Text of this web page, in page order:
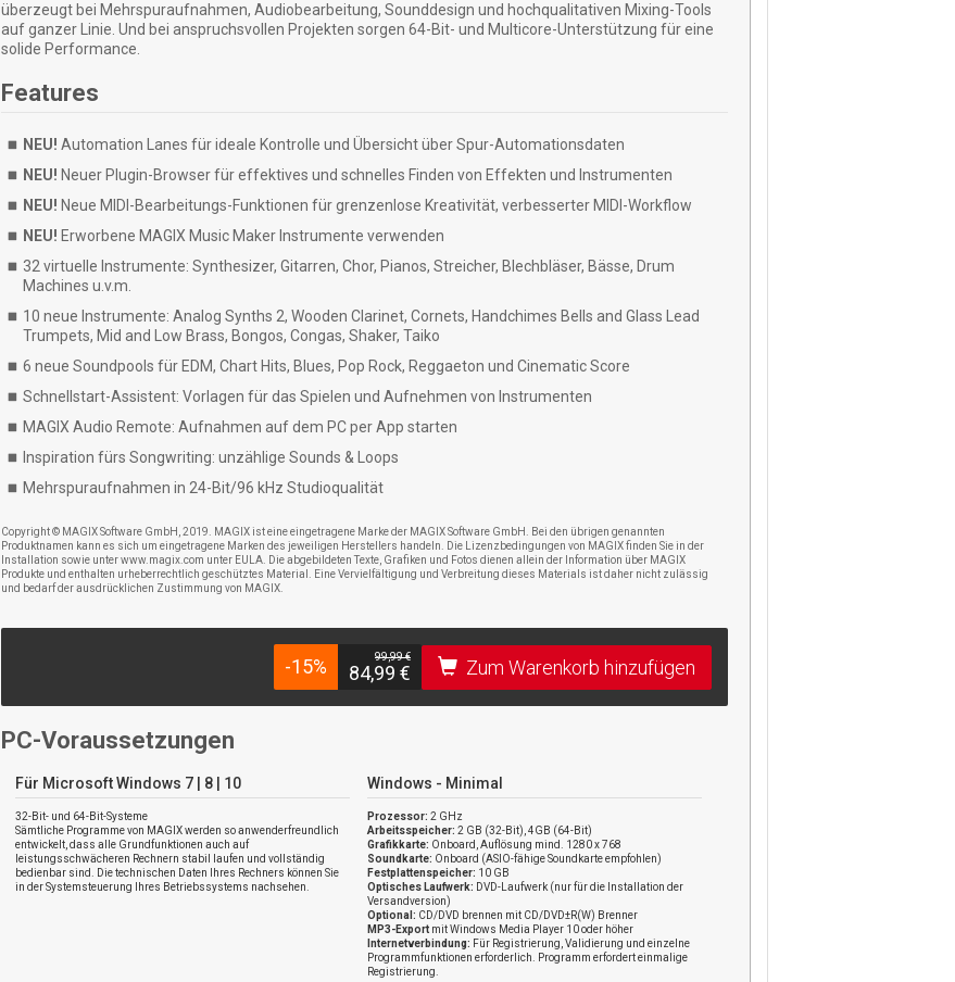
überzeugt bei Mehrspuraufnahmen, Audiobearbeitung, Sounddesign und hochqualitativen Mixing-Tools
auf ganzer Linie. Und bei anspruchsvollen Projekten sorgen 64-Bit- und Multicore-Unterstützung für eine
solide Performance.
Features
NEU! Automation Lanes für ideale Kontrolle und Übersicht über Spur-Automationsdaten
NEU! Neuer Plugin-Browser für effektives und schnelles Finden von Effekten und Instrumenten
NEU! Neue MIDI-Bearbeitungs-Funktionen für grenzenlose Kreativität, verbesserter MIDI-Workflow
NEU! Erworbene MAGIX Music Maker Instrumente verwenden
32 virtuelle Instrumente: Synthesizer, Gitarren, Chor, Pianos, Streicher, Blechbläser, Bässe, Drum
Machines u.v.m.
10 neue Instrumente: Analog Synths 2, Wooden Clarinet, Cornets, Handchimes Bells and Glass Lead
Trumpets, Mid and Low Brass, Bongos, Congas, Shaker, Taiko
6 neue Soundpools für EDM, Chart Hits, Blues, Pop Rock, Reggaeton und Cinematic Score
Schnellstart-Assistent: Vorlagen für das Spielen und Aufnehmen von Instrumenten
MAGIX Audio Remote: Aufnahmen auf dem PC per App starten
Inspiration fürs Songwriting: unzählige Sounds & Loops
Mehrspuraufnahmen in 24-Bit/96 kHz Studioqualität
Copyright © MAGIX Software GmbH, 2019. MAGIX ist eine eingetragene Marke der MAGIX Software GmbH. Bei den übrigen genannten
Produktnamen kann es sich um eingetragene Marken des jeweiligen Herstellers handeln. Die Lizenzbedingungen von MAGIX finden Sie in der
Installation sowie unter www.magix.com unter EULA. Die abgebildeten Texte, Grafiken und Fotos dienen allein der Information über MAGIX
Produkte und enthalten urheberrechtlich geschütztes Material. Eine Vervielfältigung und Verbreitung dieses Materials ist daher nicht zulässig
und bedarf der ausdrücklichen Zustimmung von MAGIX.
-15% 99,99 €
84,99 € Zum Warenkorb hinzufügen
PC-Voraussetzungen
Für Microsoft Windows 7 | 8 | 10
32-Bit- und 64-Bit-Systeme
Sämtliche Programme von MAGIX werden so anwenderfreundlich
entwickelt, dass alle Grundfunktionen auch auf
leistungsschwächeren Rechnern stabil laufen und vollständig
bedienbar sind. Die technischen Daten Ihres Rechners können Sie
in der Systemsteuerung Ihres Betriebssystems nachsehen.
Windows - Minimal
Prozessor: 2 GHz
Arbeitsspeicher: 2 GB (32-Bit), 4GB (64-Bit)
Grafikkarte: Onboard, Auflösung mind. 1280 x 768
Soundkarte: Onboard (ASIO-fähige Soundkarte empfohlen)
Festplattenspeicher: 10 GB
Optisches Laufwerk: DVD-Laufwerk (nur für die Installation der
Versandversion)
Optional: CD/DVD brennen mit CD/DVD±R(W) Brenner
MP3-Export mit Windows Media Player 10 oder höher
Internetverbindung: Für Registrierung, Validierung und einzelne
Programmfunktionen erforderlich. Programm erfordert einmalige
Registrierung.